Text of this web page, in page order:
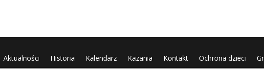
Aktualności Historia Kalendarz Kazania Kontakt Ochrona dzieci